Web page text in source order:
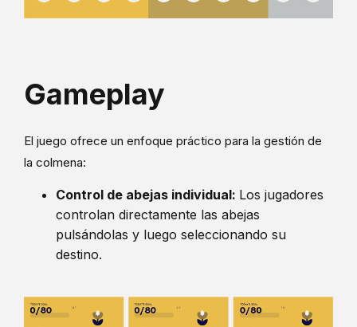
Gameplay
El juego ofrece un enfoque práctico para la gestión de
la colmena:
Control de abejas individual: Los jugadores
controlan directamente las abejas
pulsándolas y luego seleccionando su
destino.